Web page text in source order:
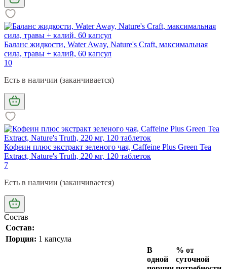
Баланс жидкости, Water Away, Nature's Craft, максимальная
сила, травы + калий, 60 капсул
10
Есть в наличии (заканчивается)
Кофеин плюс экстракт зеленого чая, Caffeine Plus Green Tea
Extract, Nature's Truth, 220 мг, 120 таблеток
7
Есть в наличии (заканчивается)
Состав
Состав:
Порция: 1 капсула
В
одной
% от
суточной